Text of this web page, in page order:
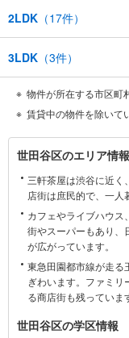
2LDK （17件）
3LDK （3件）
物件が所在する市区町
賃貸中の物件を除いて
世
田
谷
区
に
関
す
る
世田谷区のエリア情報
三軒茶屋は渋谷に近
店街は庶民的で、一人
カフェやライブハウ
街やスーパーもあり、
が広がっています。
東急田園都市線が走る
ぎわいます。ファミ
る商店街も残っていま
世田谷区の学区情報